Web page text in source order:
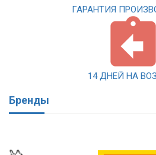
ГАРАНТИЯ
14 ДНЕЙ НА
Бренды